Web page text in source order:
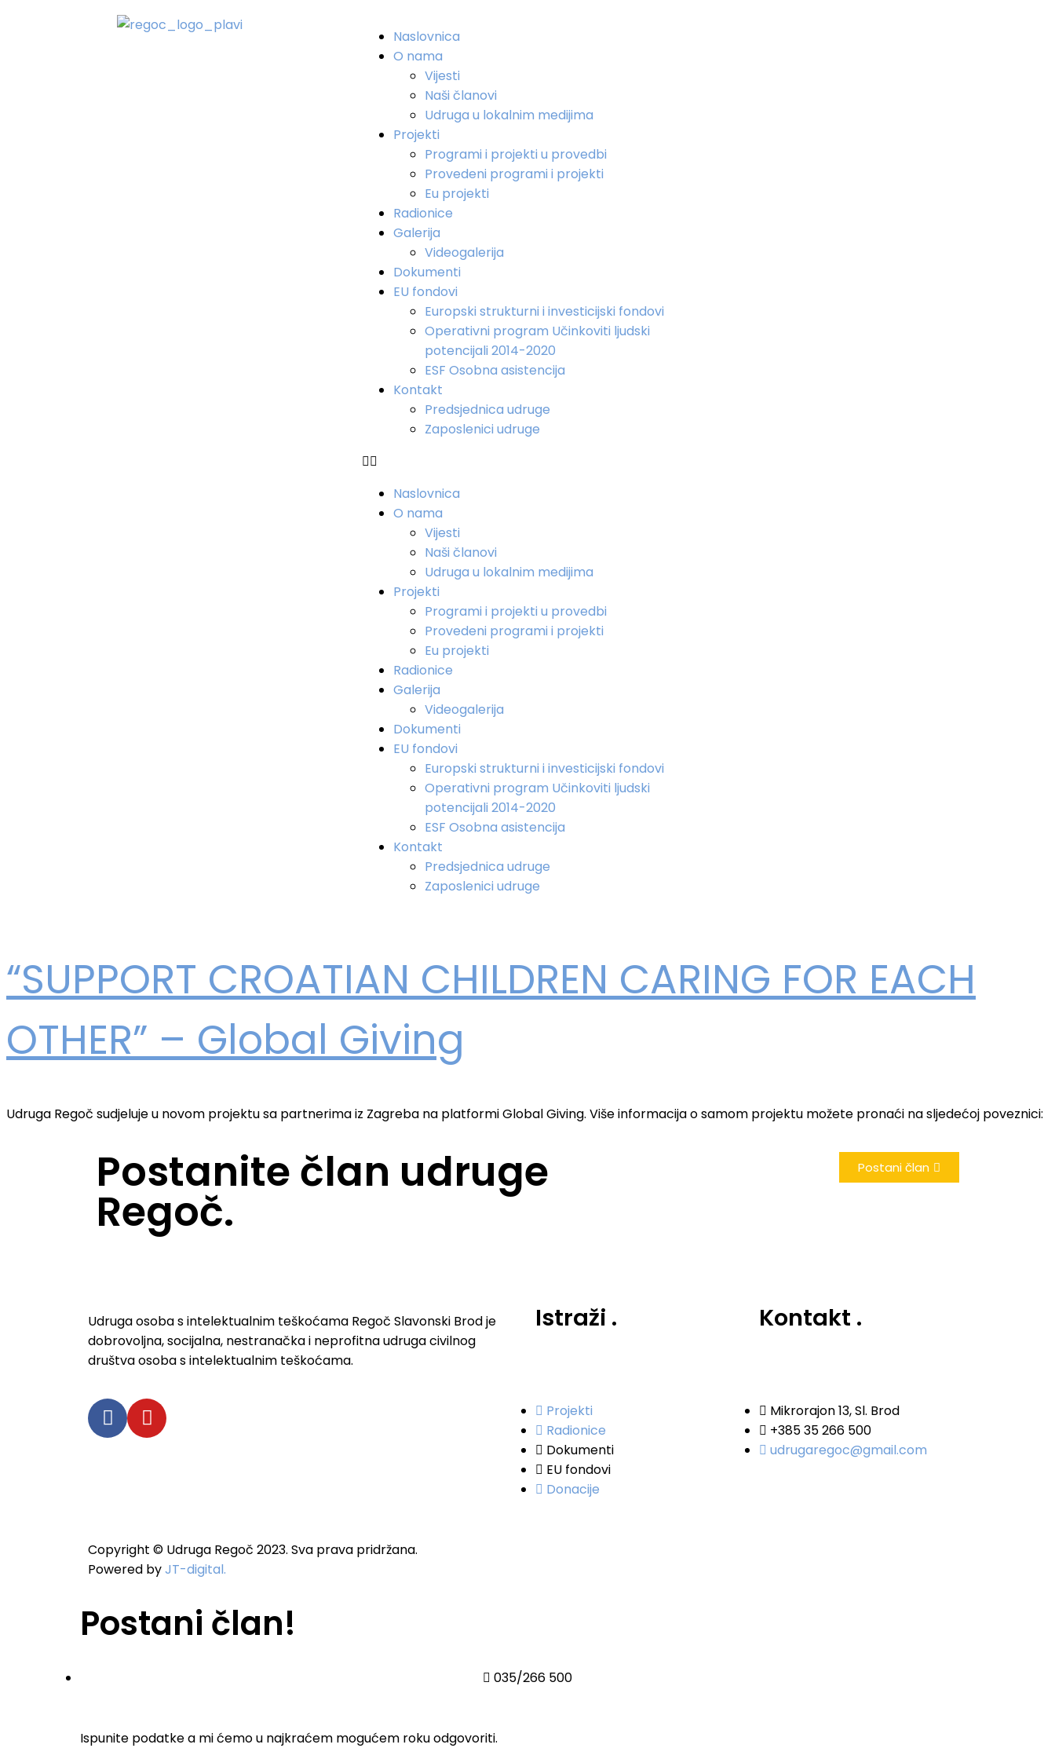
Naslovnica
O nama
Vijesti
Naši članovi
Udruga u lokalnim medijima
Projekti
Programi i projekti u provedbi
Provedeni programi i projekti
Eu projekti
Radionice
Galerija
Videogalerija
Dokumenti
EU fondovi
Europski strukturni i investicijski fondovi
Operativni program Učinkoviti ljudski
potencijali 2014-2020
ESF Osobna asistencija
Kontakt
Predsjednica udruge
Zaposlenici udruge
Naslovnica
O nama
Vijesti
Naši članovi
Udruga u lokalnim medijima
Projekti
Programi i projekti u provedbi
Provedeni programi i projekti
Eu projekti
Radionice
Galerija
Videogalerija
Dokumenti
EU fondovi
Europski strukturni i investicijski fondovi
Operativni program Učinkoviti ljudski
potencijali 2014-2020
ESF Osobna asistencija
Kontakt
Predsjednica udruge
Zaposlenici udruge
“SUPPORT CROATIAN CHILDREN CARING FOR EACH
OTHER” – Global Giving
Udruga Regoč sudjeluje u novom projektu sa partnerima iz Zagreba na platformi Global Giving. Više informacija o samom projektu možete pronaći na sljedećoj poveznici:
Postanite član udruge
Regoč.
Postani član
Udruga osoba s intelektualnim teškoćama Regoč Slavonski Brod je
dobrovoljna, socijalna, nestranačka i neprofitna udruga civilnog
društva osoba s intelektualnim teškoćama.
Istraži .
Projekti
Radionice
Dokumenti
EU fondovi
Donacije
Kontakt .
Mikrorajon 13, Sl. Brod
+385 35 266 500
udrugaregoc@gmail.com
Copyright © Udruga Regoč 2023. Sva prava pridržana.
Powered byJT-digital.
Postani član!
035/266 500
Ispunite podatke a mi ćemo u najkraćem mogućem roku odgovoriti.